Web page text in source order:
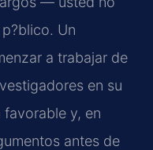
Un
a trabajar de
en su
y, en
antes de